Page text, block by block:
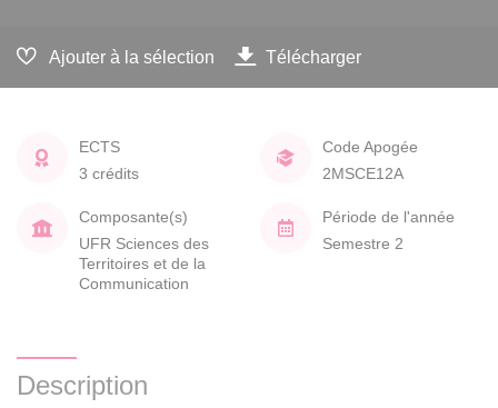
Ajouter à la sélection Télécharger
ECTS
3 crédits
Code Apogée
2MSCE12A
Composante(s)
UFR Sciences des
Territoires et de la
Communication
Période de l'année
Semestre 2
Description